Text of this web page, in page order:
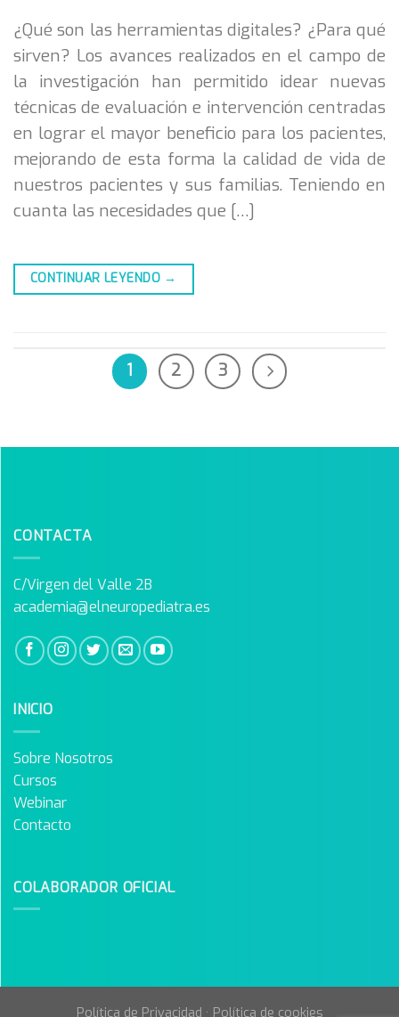
¿Qué son las herramientas digitales? ¿Para qué
sirven? Los avances realizados en el campo de
la investigación han permitido idear nuevas
técnicas de evaluación e intervención centradas
en lograr el mayor beneficio para los pacientes,
mejorando de esta forma la calidad de vida de
nuestros pacientes y sus familias. Teniendo en
cuanta las necesidades que […]
CONTINUAR LEYENDO →
1 2 3
CONTACTA
C/Virgen del Valle 2B
academia@elneuropediatra.es
INICIO
Sobre Nosotros
Cursos
Webinar
Contacto
COLABORADOR OFICIAL
Política de Privacidad · Política de cookies